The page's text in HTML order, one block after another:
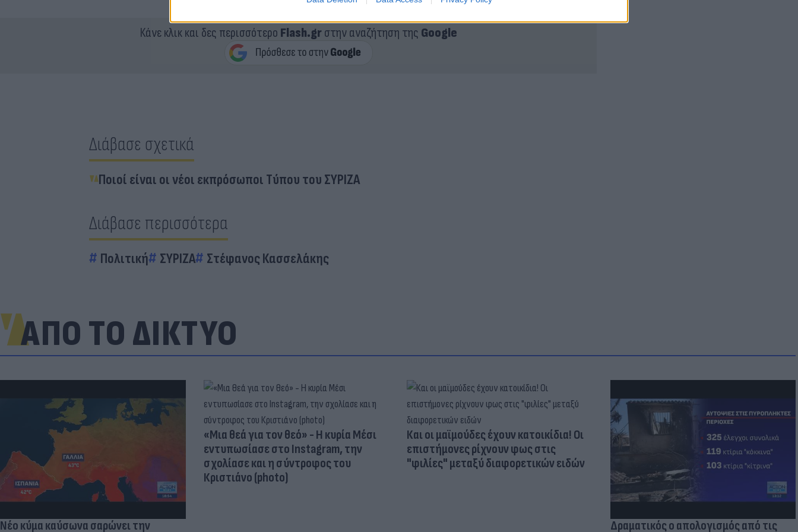
Κάνε κλικ και δες περισσότερο Flash.grστην αναζήτηση της Google
Διάβασε σχετικά
Ποιοί είναι οι νέοι εκπρόσωποι Τύπου του ΣΥΡΙΖΑ
Διάβασε περισσότερα
Πολιτική ΣΥΡΙΖΑ Στέφανος Κασσελάκης
ΑΠΟ ΤΟ ΔΙΚΤΥΟ
Νέο κύμα καύσωνα σαρώνει την
«Μια θεά για τον θεό» - Η κυρία Μέσι
εντυπωσίασε στο Instagram, την
σχολίασε και η σύντροφος του
Κριστιάνο (photo)
Και οι μαϊμούδες έχουν κατοικίδια! Οι
επιστήμονες ρίχνουν φως στις
"φιλίες" μεταξύ διαφορετικών ειδών
Δραματικός ο απολογισμός από τις